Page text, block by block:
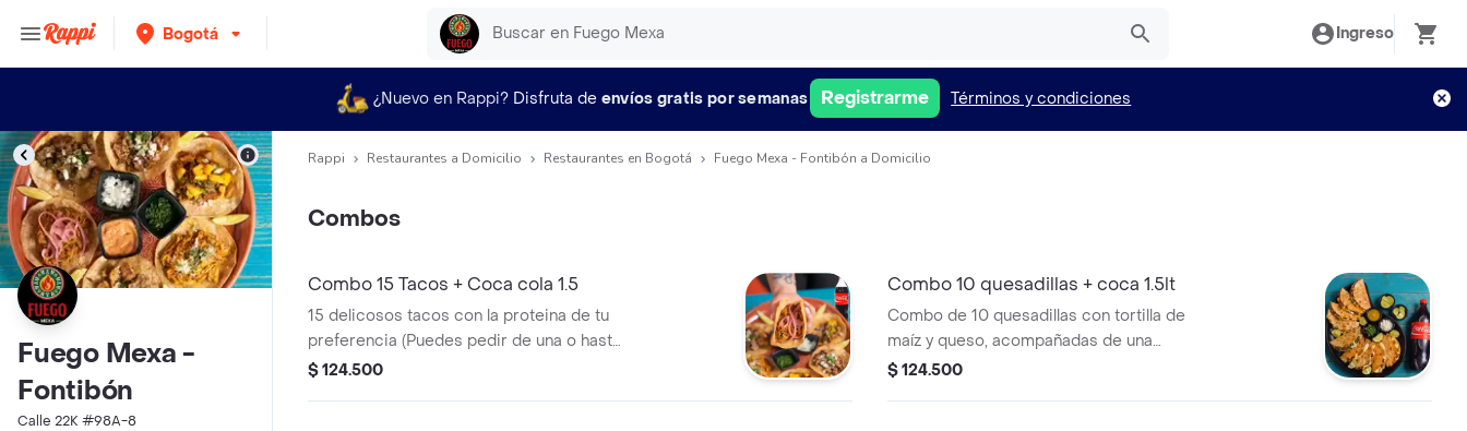
Bogotá Ingreso
¿Nuevo en Rappi? Disfruta de envíos gratis por semanas Registrarme Términos y condiciones
Fuego Mexa -
Fontibón
Calle 22K #98A-8
Rappi Restaurantes a Domicilio Restaurantes en Bogotá Fuego Mexa - Fontibón a Domicilio
Combos
Combo 15 Tacos + Coca cola 1.5
15 delicosos tacos con la proteina de tu
preferencia (Puedes pedir de una o hasta
tres proteínas) acompañada de coca cola
$ 124.500
Combo 10 quesadillas + coca 1.5lt
Combo de 10 quesadillas con tortilla de
maíz y queso, acompañadas de una
Coca-Cola de 1.5 litros. Elige hasta tres
$ 124.500